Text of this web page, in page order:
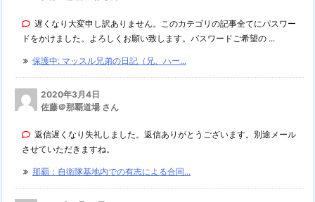
遅くなり大変申し訳ありません。このカテゴリの記事全てにパスワー
ドをかけました。よろしくお願い致します。パスワードご希望の ...
保護中: マッスル兄弟の日記（兄、ハー...
2020年3月4日
佐藤＠那覇道場 さん
返信遅くなり失礼しました。返信ありがとうございます。別途メール
させていただきますね。
那覇：自衛隊基地内での有志による合同...